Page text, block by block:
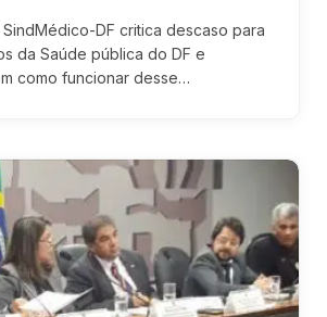
DF critica descaso para
da Saúde pública do DF e
como funcionar desse…